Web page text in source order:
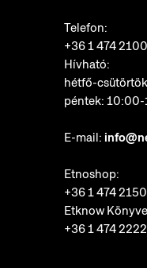
Telefon:
+36 1 474 2100
Hívható:
hétfő-
péntek:
E-mail:
Etnoshop:
+36 1 474 2150
Etknow
+36 1 474 2222